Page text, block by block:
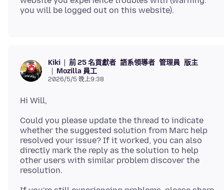
Kiki 前 25 名貢獻者 語系領導者 管理員 版主
Mozilla 員工
2026/5/5 晚上9:38
Could you please update the thread to indicate
whether the suggested solution from Marc help
resolved your issue? If it worked, you can also
directly mark the reply as the solution to help
other users with similar problem discover the